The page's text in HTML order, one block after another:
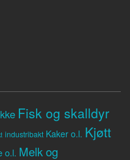
Fisk og skalldyr
industribakt Kaker o.l. Kjøtt
o.l. Melk og